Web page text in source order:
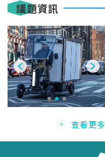
議題資訊
查看更多